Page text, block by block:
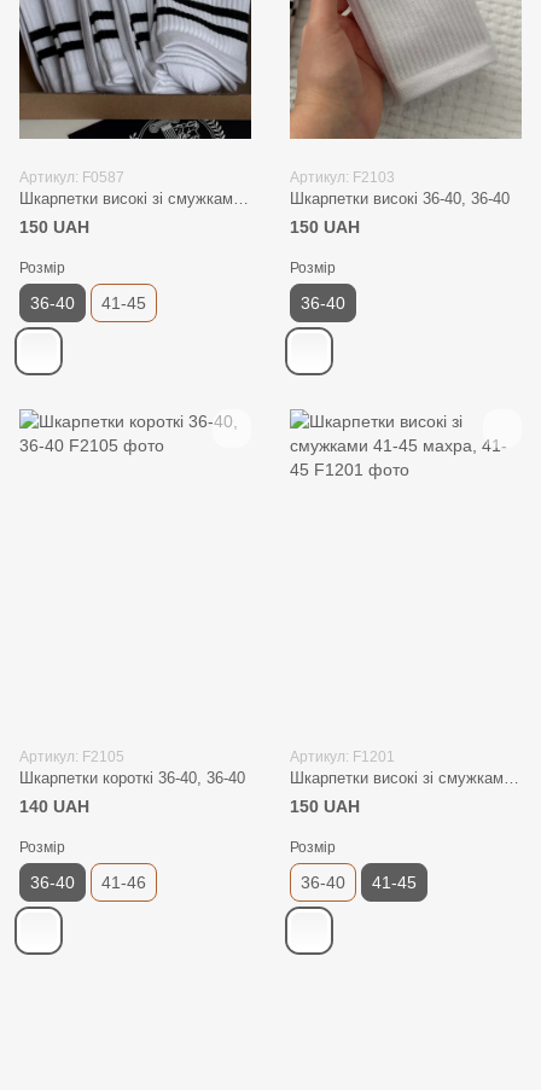
Артикул: F0587
Шкарпетки високі зі смужками 36-40, 36-40
150 UAH
Розмір
36-40 41-45
Артикул: F2103
Шкарпетки високі 36-40, 36-40
150 UAH
Розмір
36-40
Артикул: F2105
Шкарпетки короткі 36-40, 36-40
140 UAH
Розмір
36-40 41-46
Артикул: F1201
Шкарпетки високі зі смужками 41-45 махра, 41-45
150 UAH
Розмір
36-40 41-45